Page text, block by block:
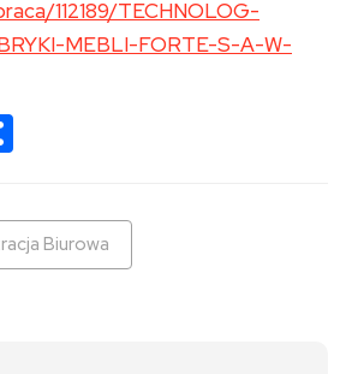
112189/TECHNOLOG-
MEBLI-FORTE-S-A-W-
Biurowa